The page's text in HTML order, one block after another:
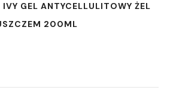
IVY GEL ANTYCELLULITOWY ŻEL
200ML